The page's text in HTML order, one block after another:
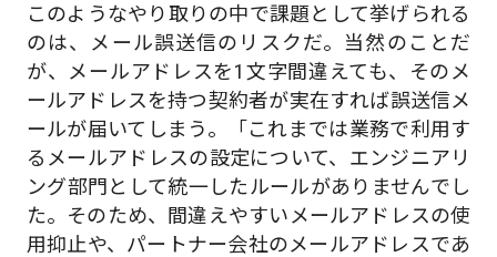
このようなやり取りの中で課題として挙げられる
のは、メール誤送信のリスクだ。当然のことだ
が、メールアドレスを1文字間違えても、そのメ
ールアドレスを持つ契約者が実在すれば誤送信メ
ールが届いてしまう。「これまでは業務で利用す
るメールアドレスの設定について、エンジニアリ
ング部門として統一したルールがありませんでし
た。そのため、間違えやすいメールアドレスの使
用抑止や、パートナー会社のメールアドレスであ